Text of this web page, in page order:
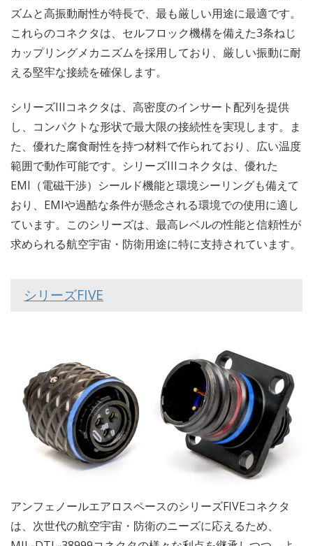
ズムと高振動耐性が特長で、最も厳しい用途に最適です。
これらのコネクタは、セルフロック機構を備えた3条ねじ
カップリングメカニズムを採用しており、厳しい振動に耐
える堅牢な接続を確保します。
シリーズIIIコネクタは、高密度のインサート配列を提供
し、コンパクトな形状で最大限の接続性を実現します。ま
た、優れた腐食耐性を持つ材料で作られており、広い温度
範囲で動作可能です。シリーズIIIコネクタは、優れた
EMI（電磁干渉）シールド機能と環境シーリングも備えて
おり、EMIや過酷な条件が懸念される環境での使用に適し
ています。このシリーズは、最高レベルの性能と信頼性が
求められる航空宇宙・防衛用途に特に支持されています。
シリーズFIVE
アンフェノールエアロスペースのシリーズFIVEコネクタ
は、次世代の航空宇宙・防衛のニーズに応えるため、